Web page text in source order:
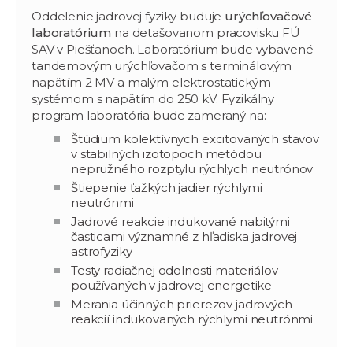
Oddelenie jadrovej fyziky buduje urýchľovačové
laboratórium na detašovanom pracovisku FÚ
SAV v Piešťanoch. Laboratórium bude vybavené
tandemovým urýchľovačom s terminálovým
napätím 2 MV a malým elektrostatickým
systémom s napätím do 250 kV. Fyzikálny
program laboratória bude zameraný na:
Štúdium kolektívnych excitovaných stavov
v stabilných izotopoch metódou
nepružného rozptylu rýchlych neutrónov
Štiepenie ťažkých jadier rýchlymi
neutrónmi
Jadrové reakcie indukované nabitými
časticami významné z hľadiska jadrovej
astrofyziky
Testy radiačnej odolnosti materiálov
používaných v jadrovej energetike
Merania účinných prierezov jadrových
reakcií indukovaných rýchlymi neutrónmi